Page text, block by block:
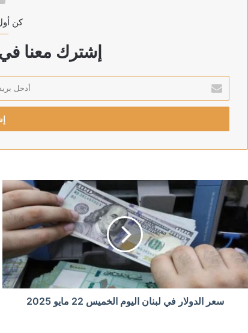
توقيف حاكم مصرف لبنان السابق رياض سلامة
أعطى موافقته.. محمد صلاح على أعتاب الاتحاد
منذ 5 ساعات
سروال قصير وموقف صاخب.. سيناتور أمريكي يخطف
الأردن.. عائلة نور برغل تحسم جدل مقتلها على يد
كن
إشترك معنا في
بريدك
الإلكتروني
سعر الدولار في لبنان اليوم الخميس 22 مايو 2025